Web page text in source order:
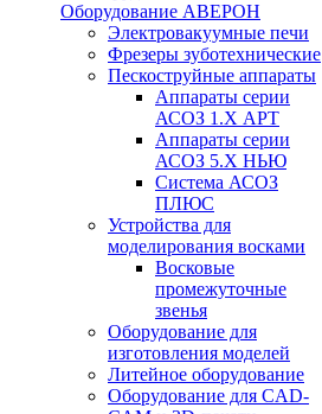
Оборудование АВЕРОН
Электровакуумные печи
Фрезеры зуботехнические
Пескоструйные аппараты
Аппараты серии
АСОЗ 1.Х АРТ
Аппараты серии
АСОЗ 5.Х НЬЮ
Система АСОЗ
ПЛЮС
Устройства для
моделирования восками
Восковые
промежуточные
звенья
Оборудование для
изготовления моделей
Литейное оборудование
Оборудование для CAD-